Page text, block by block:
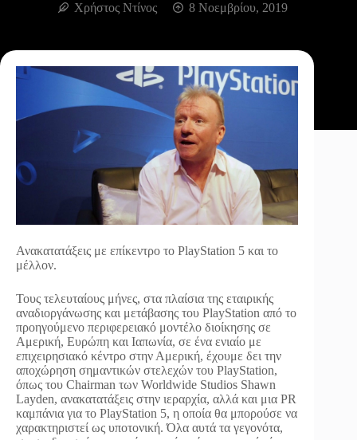
Χρήστος Ντίνος 8 Νοεμβρίου, 2019
Ανακατατάξεις με επίκεντρο το PlayStation 5 και το
μέλλον.
Τους τελευταίους μήνες, στα πλαίσια της εταιρικής
αναδιοργάνωσης και μετάβασης του PlayStation από το
προηγούμενο περιφερειακό μοντέλο διοίκησης σε
Αμερική, Ευρώπη και Ιαπωνία, σε ένα ενιαίο με
επιχειρησιακό κέντρο στην Αμερική, έχουμε δει την
αποχώρηση σημαντικών στελεχών του PlayStation,
όπως του Chairman των Worldwide Studios Shawn
Layden, ανακατατάξεις στην ιεραρχία, αλλά και μια PR
καμπάνια για το PlayStation 5, η οποία θα μπορούσε να
χαρακτηριστεί ως υποτονική. Όλα αυτά τα γεγονότα,